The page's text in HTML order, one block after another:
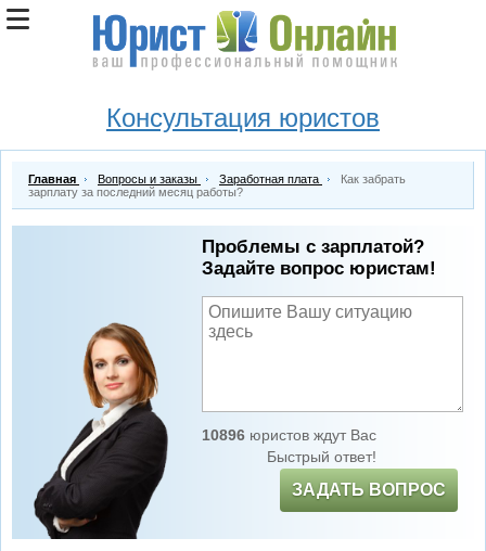
Консультация юристов
Главная Вопросы и заказы Заработная плата
Как забрать
зарплату за последний месяц работы?
Проблемы с зарплатой?
Задайте вопрос юристам!
10896юристов ждут Вас
Быстрый ответ!
ЗАДАТЬ ВОПРОС